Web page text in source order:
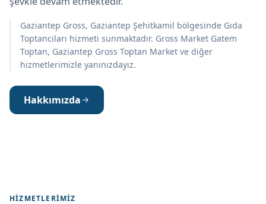
Gaziantep Gross, Gaziantep Şehitkamil bölgesinde Gıda
Toptancıları hizmeti sunmaktadır. Gross Market Gatem
Toptan, Gaziantep Gross Toptan Market ve diğer
hizmetlerimizle yanınızdayız.
Hakkımızda
HIZMETLERIMIZ